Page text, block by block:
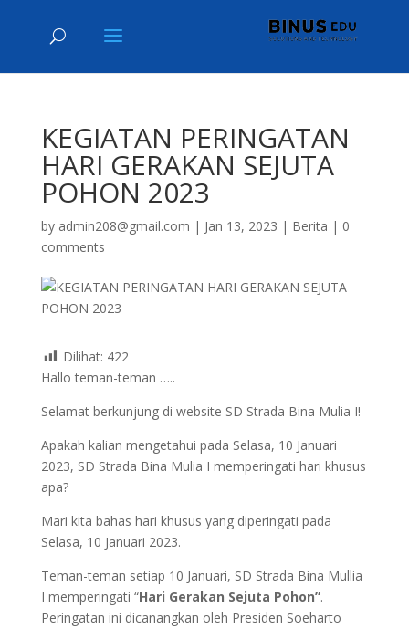
KEGIATAN PERINGATAN
HARI GERAKAN SEJUTA
POHON 2023
by admin208@gmail.com | Jan 13, 2023 | Berita | 0
comments
Dilihat: 422
Hallo teman-teman …..
Selamat berkunjung di website SD Strada Bina Mulia I!
Apakah kalian mengetahui pada Selasa, 10 Januari
2023, SD Strada Bina Mulia I memperingati hari khusus
apa?
Mari kita bahas hari khusus yang diperingati pada
Selasa, 10 Januari 2023.
Teman-teman setiap 10 Januari, SD Strada Bina Mullia
I memperingati “Hari Gerakan Sejuta Pohon”.
Peringatan ini dicanangkan oleh Presiden Soeharto